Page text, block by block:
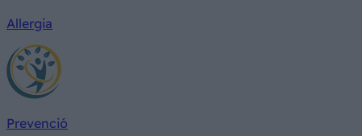
Allergia
Prevenció